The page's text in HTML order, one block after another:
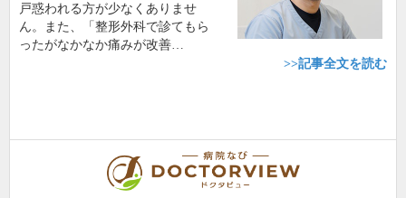
戸惑われる方が少なくありませ
ん。また、「整形外科で診てもら
ったがなかなか痛みが改善…
>>記事全文を読む